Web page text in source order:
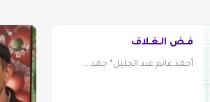
فَـضُ الـغـلاف
أحمد غانم عبد الجليل* جمد...